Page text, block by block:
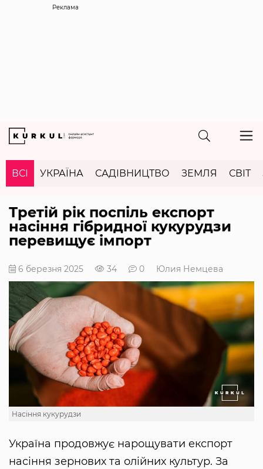
Реклама
ВСІ УКРАЇНА САДІВНИЦТВО ЗЕМЛЯ СВІТ
Третій рік поспіль експорт
насіння гібридної кукурудзи
перевищує імпорт
6 березня 2025 34 0 Юлия Немцева
Насіння кукурудзи
Україна продовжує нарощувати експорт
насіння зернових та олійних культур. За